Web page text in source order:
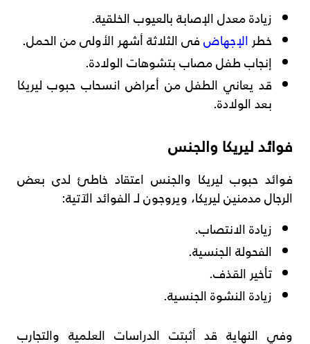
زيادة معدل الإصابة بالعيوب الخلقية.
خطرالإجهاضفى الثلاثة أشهر الأولى من الحمل.
إنجاب طفل مصاب بتشوهات الولادة.
قد يعاني الطفل من أعراض انسحاب حبوب ليريكا
بعد الولادة.
فوائد ليريكا والجنس
فوائد حبوب ليريكا والجنس اعتقاد خاطئ لدى بعض
الرجال مدمنين ليريكا، ويروجون لـ الفوائد الآتية:
زيادة الانتصاب.
الفحولة الجنسية.
تأخير القذف.
زيادة النشوة الجنسية.
وفي النهاية قد أثبتت الدراسات العلمية والتجارب